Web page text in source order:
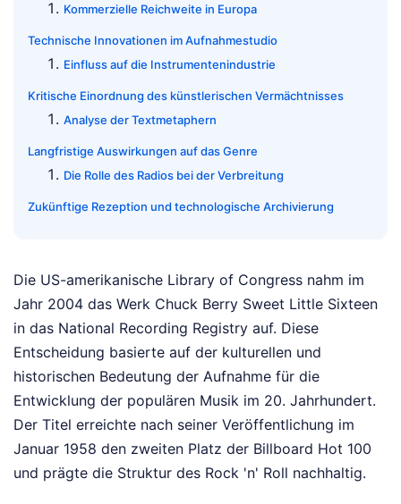
Kommerzielle Reichweite in Europa
Technische Innovationen im Aufnahmestudio
Einfluss auf die Instrumentenindustrie
Kritische Einordnung des künstlerischen Vermächtnisses
Analyse der Textmetaphern
Langfristige Auswirkungen auf das Genre
Die Rolle des Radios bei der Verbreitung
Zukünftige Rezeption und technologische Archivierung
Die US-amerikanische Library of Congress nahm im
Jahr 2004 das Werk Chuck Berry Sweet Little Sixteen
in das National Recording Registry auf. Diese
Entscheidung basierte auf der kulturellen und
historischen Bedeutung der Aufnahme für die
Entwicklung der populären Musik im 20. Jahrhundert.
Der Titel erreichte nach seiner Veröffentlichung im
Januar 1958 den zweiten Platz der Billboard Hot 100
und prägte die Struktur des Rock 'n' Roll nachhaltig.